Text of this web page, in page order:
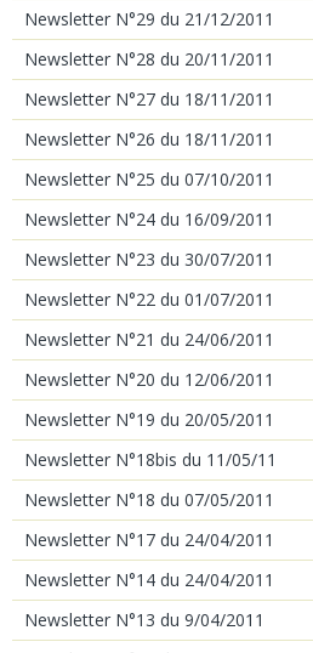
Newsletter N°29 du 21/12/2011
Newsletter N°28 du 20/11/2011
Newsletter N°27 du 18/11/2011
Newsletter N°26 du 18/11/2011
Newsletter N°25 du 07/10/2011
Newsletter N°24 du 16/09/2011
Newsletter N°23 du 30/07/2011
Newsletter N°22 du 01/07/2011
Newsletter N°21 du 24/06/2011
Newsletter N°20 du 12/06/2011
Newsletter N°19 du 20/05/2011
Newsletter N°18bis du 11/05/11
Newsletter N°18 du 07/05/2011
Newsletter N°17 du 24/04/2011
Newsletter N°14 du 24/04/2011
Newsletter N°13 du 9/04/2011